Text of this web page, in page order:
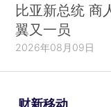
比亚新总统 商
翼又一员
2026年08月09日
财新移动